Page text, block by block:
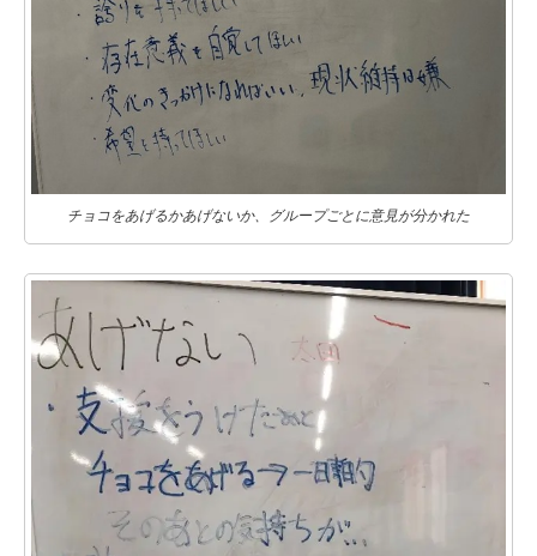
チョコをあげるかあげないか、グループごとに意見が分かれた